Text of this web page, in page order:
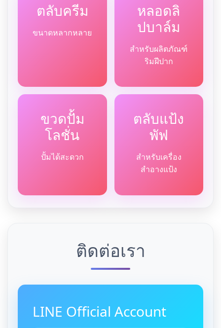
ตลับครีม
ขนาดหลากหลาย
หลอดลิ
ปบาล์ม
สำหรับผลิตภัณฑ์
ริมฝีปาก
ขวดปั้ม
โลชั่น
ปั้มได้สะดวก
ตลับแป้ง
พัฟ
สำหรับเครื่อง
สำอางแป้ง
ติดต่อเรา
LINE Official Account